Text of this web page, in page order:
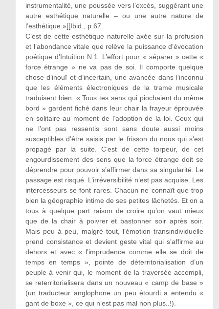
instrumentalité, une poussée vers l’excès, suggérant une
autre esthétique naturelle – ou une autre nature de
l’esthétique.»[[Ibid., p.67.
C’est de cette esthétique naturelle axée sur la profusion
et l’abondance vitale que relève la puissance d’évocation
poétique d’Intuition N.1. L’effort pour « séparer » cette «
force étrange » ne va pas de soi. Il comporte quelque
chose d’inouï et d’incertain, une avancée dans l’inconnu
que les éléments électroniques de la trame musicale
traduisent bien. « Tous tes sens qui piochaient du même
bord » gardent fiché dans leur chair la frayeur éprouvée
en solitaire au moment de l’adoption de la loi. Ceux qui
ne l’ont pas ressentis sont sans doute aussi moins
susceptibles d’être saisis par le frisson du nous qui s’est
propagé par la suite. C’est de cette torpeur, de cet
engourdissement des sens que la force étrange doit se
déprendre pour pouvoir s’affirmer dans sa singularité. Le
passage est risqué. L’irréversibilité n’est pas acquise. Les
intercesseurs se font rares. Chacun ne connaît que trop
bien la géographie intime de ses petites lâchetés. Et on a
tous à quelque part raison de croire qu’on vaut mieux
que de la chair à poivrer et bastonner soir après soir.
Mais peu à peu, malgré tout, l’émotion transindividuelle
prend consistance et devient geste vital qui s’affirme au
dehors et avec « l’imprudence comme elle se doit de
temps en temps », pointe de déterritorialisation d’un
peuple à venir qui, le moment de la traversée accompli,
se reterritorialisera dans un nouveau « camp de base »
(un traducteur anglophone un peu étourdi a entendu «
gant de boxe », ce qui n’est pas mal non plus..!).